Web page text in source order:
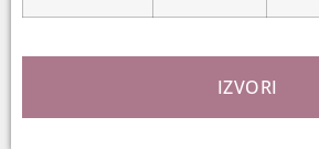
IZVORI